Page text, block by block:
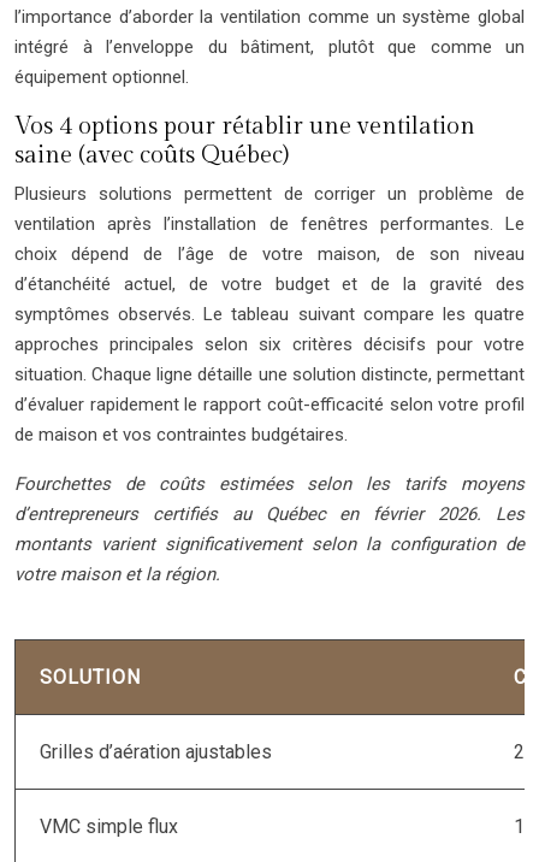
l’importance d’aborder la ventilation comme un système global
intégré à l’enveloppe du bâtiment, plutôt que comme un
équipement optionnel.
Vos 4 options pour rétablir une ventilation
saine (avec coûts Québec)
Plusieurs solutions permettent de corriger un problème de
ventilation après l’installation de fenêtres performantes. Le
choix dépend de l’âge de votre maison, de son niveau
d’étanchéité actuel, de votre budget et de la gravité des
symptômes observés. Le tableau suivant compare les quatre
approches principales selon six critères décisifs pour votre
situation. Chaque ligne détaille une solution distincte, permettant
d’évaluer rapidement le rapport coût-efficacité selon votre profil
de maison et vos contraintes budgétaires.
Fourchettes de coûts estimées selon les tarifs moyens
d’entrepreneurs certifiés au Québec en février 2026. Les
montants varient significativement selon la configuration de
votre maison et la région.
SOLUTION
Grilles d’aération ajustables
VMC simple flux 1